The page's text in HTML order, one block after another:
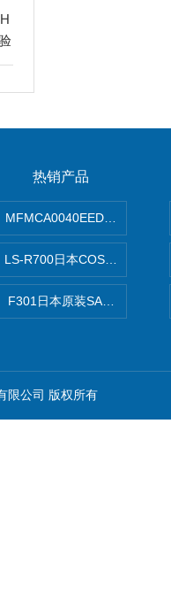
热销产品
MFMCA0040EED-H日本
LS-R700日本COSMO科斯莫
F301日本原装SANAI三爱旋
限公司 版权所有